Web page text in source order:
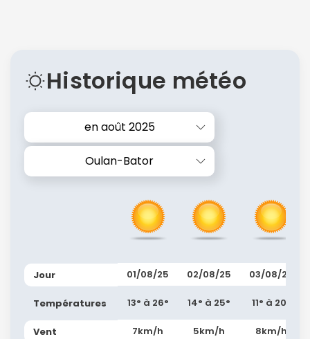
Historique météo
en août 2025
Oulan-Bator
Jour
Températures
Vent
01/08/25
13° à 26°
7km/h
02/08/25
14° à 25°
5km/h
03/08/25
11° à 20°
8km/h